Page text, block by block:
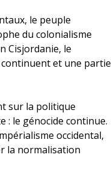
le peuple
du colonialisme
Cisjordanie, le
continuent et une partie
sur la politique
: le génocide continue.
occidental,
la normalisation